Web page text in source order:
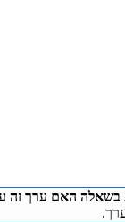
בשאלה האם ערך זה